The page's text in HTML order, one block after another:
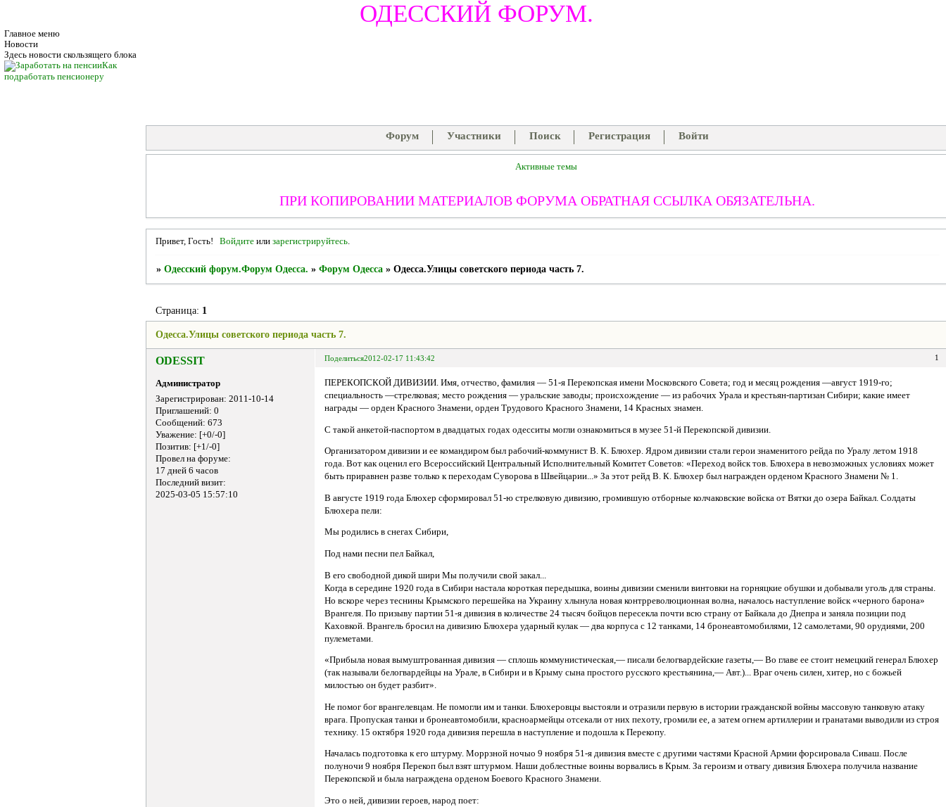
ОДЕССКИЙ ФОРУМ.
Главное меню
Новости
Здесь новости скользящего блока
Как
подработать пенсионеру
Форум Участники Поиск Регистрация Войти
Активные темы
ПРИ КОПИРОВАНИИ МАТЕРИАЛОВ ФОРУМА ОБРАТНАЯ ССЫЛКА ОБЯЗАТЕЛЬНА.
Привет, Гость! Войдитеили зарегистрируйтесь.
» Одесский форум.Форум Одесса. » Форум Одесса » Одесса.Улицы советского периода часть 7.
Одесса.Улицы советского периода часть 7.
Страница: 1
Поделиться 1
2012-02-17 11:43:42
ODESSIT
Администратор
Зарегистрирован: 2011-10-14
Приглашений: 0
Сообщений: 673
Уважение: [+0/-0]
Позитив: [+1/-0]
Провел на форуме:
17 дней 6 часов
Последний визит:
2025-03-05 15:57:10
ПЕРЕКОПСКОЙ ДИВИЗИИ. Имя, отчество, фамилия — 51-я Перекопская имени Московского Совета; год и месяц рождения —август 1919-го;
специальность —стрелковая; место рождения — уральские заводы; происхождение — из рабочих Урала и крестьян-партизан Сибири; какие имеет
награды — орден Красного Знамени, орден Трудового Красного Знамени, 14 Красных знамен.
С такой анкетой-паспортом в двадцатых годах одесситы могли ознакомиться в музее 51-й Перекопской дивизии.
Организатором дивизии и ее командиром был рабочий-коммунист В. К. Блюхер. Ядром дивизии стали герои знаменитого рейда по Уралу летом 1918
года. Вот как оценил его Всероссийский Центральный Исполнительный Комитет Советов: «Переход войск тов. Блюхера в невозможных условиях может
быть приравнен разве только к переходам Суворова в Швейцарии...» За этот рейд В. К. Блюхер был награжден орденом Красного Знамени № 1.
В августе 1919 года Блюхер сформировал 51-ю стрелковую дивизию, громившую отборные колчаковские войска от Вятки до озера Байкал. Солдаты
Блюхера пели:
Мы родились в снегах Сибири,
Под нами песни пел Байкал,
В его свободной дикой шири Мы получили свой закал...
Когда в середине 1920 года в Сибири настала короткая передышка, воины дивизии сменили винтовки на горняцкие обушки и добывали уголь для страны.
Но вскоре через теснины Крымского перешейка на Украину хлынула новая контрреволюционная волна, началось наступление войск «черного барона»
Врангеля. По призыву партии 51-я дивизия в количестве 24 тысяч бойцов пересекла почти всю страну от Байкала до Днепра и заняла позиции под
Каховкой. Врангель бросил на дивизию Блюхера ударный кулак — два корпуса с 12 танками, 14 бронеавтомобилями, 12 самолетами, 90 орудиями, 200
пулеметами.
«Прибыла новая вымуштрованная дивизия — сплошь коммунистическая,— писали белогвардейские газеты,— Во главе ее стоит немецкий генерал Блюхер
(так называли белогвардейцы на Урале, в Сибири и в Крыму сына простого русского крестьянина,— Авт.)... Враг очень силен, хитер, но с божьей
милостью он будет разбит».
Не помог бог врангелевцам. Не помогли им и танки. Блюхеровцы выстояли и отразили первую в истории гражданской войны массовую танковую атаку
врага. Пропуская танки и бронеавтомобили, красноармейцы отсекали от них пехоту, громили ее, а затем огнем артиллерии и гранатами выводили из строя
технику. 15 октября 1920 года дивизия перешла в наступление и подошла к Перекопу.
Началась подготовка к его штурму. Моррзной ночыо 9 ноября 51-я дивизия вместе с другими частями Красной Армии форсировала Сиваш. После
полуночи 9 ноября Перекоп был взят штурмом. Наши доблестные воины ворвались в Крым. За героизм и отвагу дивизия Блюхера получила название
Перекопской и была награждена орденом Боевого Красного Знамени.
Это о ней, дивизии героев, народ поет: